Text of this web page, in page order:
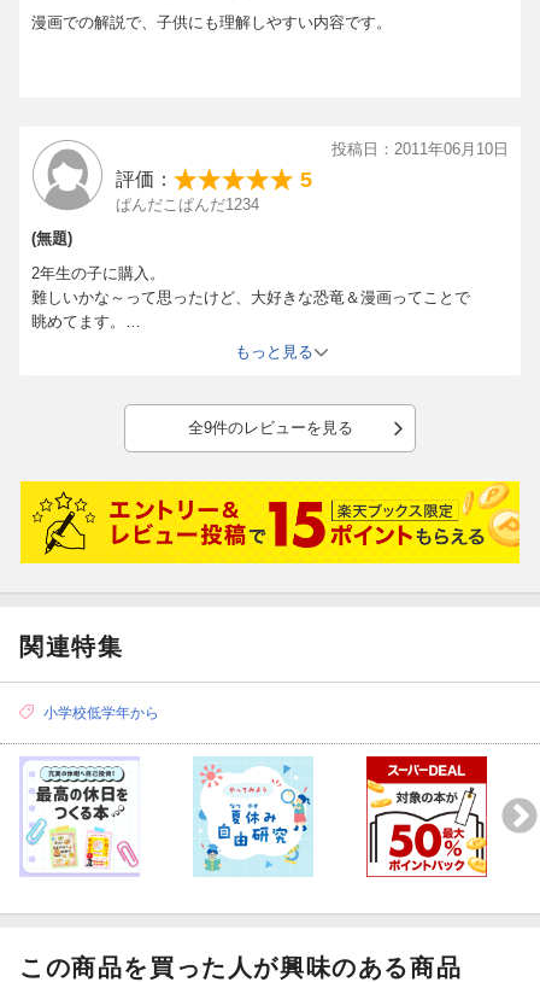
漫画での解説で、子供にも理解しやすい内容です。
投稿日：2011年06月10日
評価： 5
ぱんだこぱんだ1234
(無題)
2年生の子に購入。
難しいかな～って思ったけど、大好きな恐竜＆漫画ってことで
眺めてます。
まあ、雑学、、なので何度も読むうちに意味もわかってくるんじゃ
もっと見る
全9件のレビューを見る
関連特集
小学校低学年から
この商品を買った人が興味のある商品